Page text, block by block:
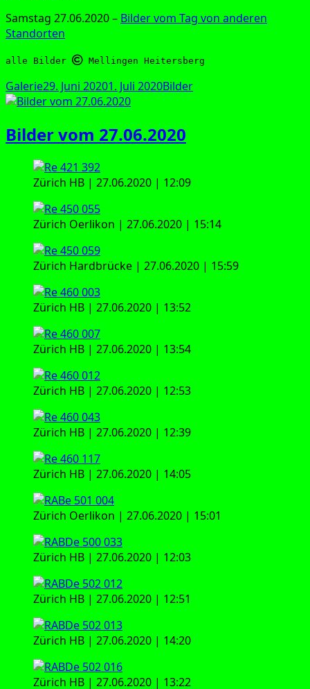
Sams­tag 27.06.2020 – Bil­der vom Tag von ande­ren
Standorten
alle Bilder Mellingen Heitersberg
Format
GalerieVeröffentlicht
am
29. Juni 20201. Juli 2020Kategorien
Bilder
Bilder vom 27.06.2020
Zürich HB | 27.06.2020 | 12:09
Zürich Oer­li­kon | 27.06.2020 | 15:14
Zürich Hard­brü­cke | 27.06.2020 | 15:59
Zürich HB | 27.06.2020 | 13:52
Zürich HB | 27.06.2020 | 13:54
Zürich HB | 27.06.2020 | 12:53
Zürich HB | 27.06.2020 | 12:39
Zürich HB | 27.06.2020 | 14:05
Zürich Oer­li­kon | 27.06.2020 | 15:01
Zürich HB | 27.06.2020 | 12:03
Zürich HB | 27.06.2020 | 12:51
Zürich HB | 27.06.2020 | 14:20
Zürich HB | 27.06.2020 | 13:22